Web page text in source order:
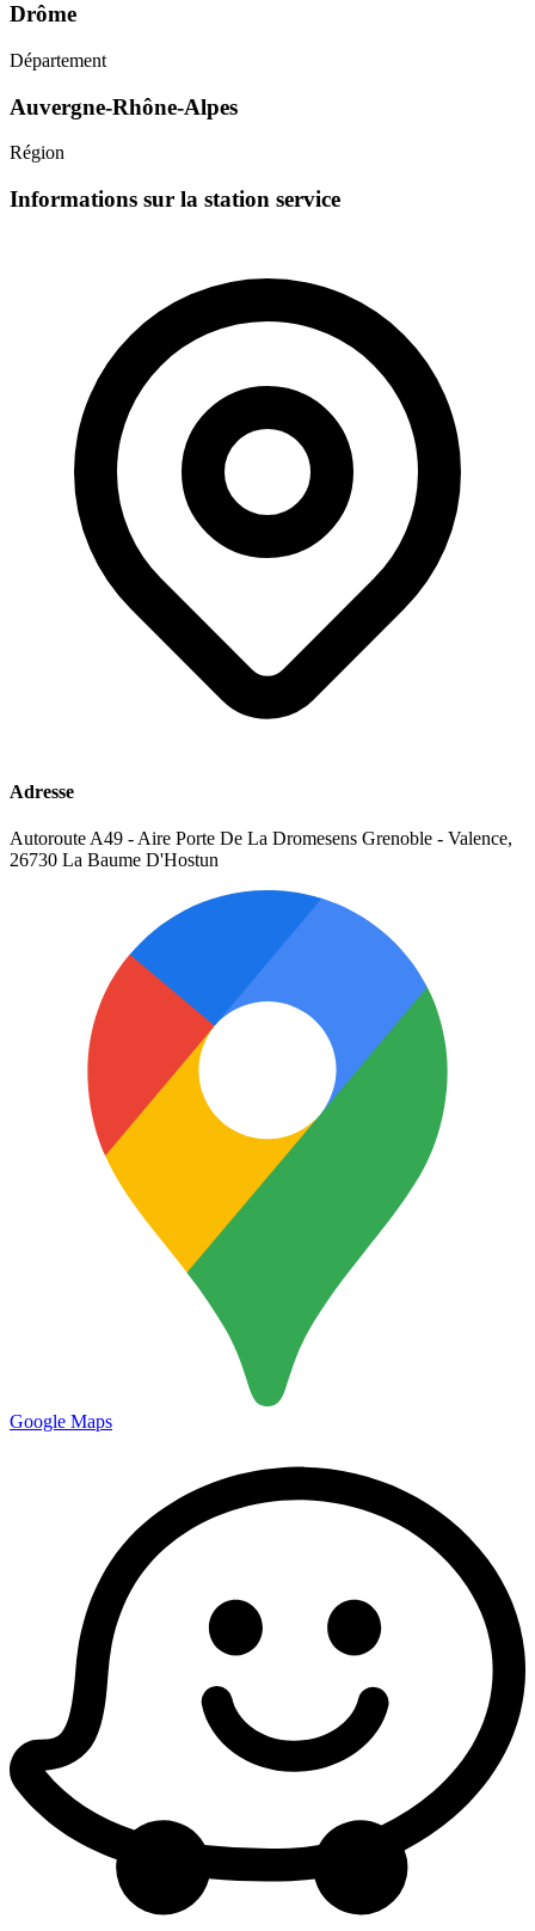
Drôme
Département
Auvergne-Rhône-Alpes
Région
Informations sur la station service
Adresse
Autoroute A49 - Aire Porte De La Dromesens Grenoble - Valence,
26730 La Baume D'Hostun
Google Maps